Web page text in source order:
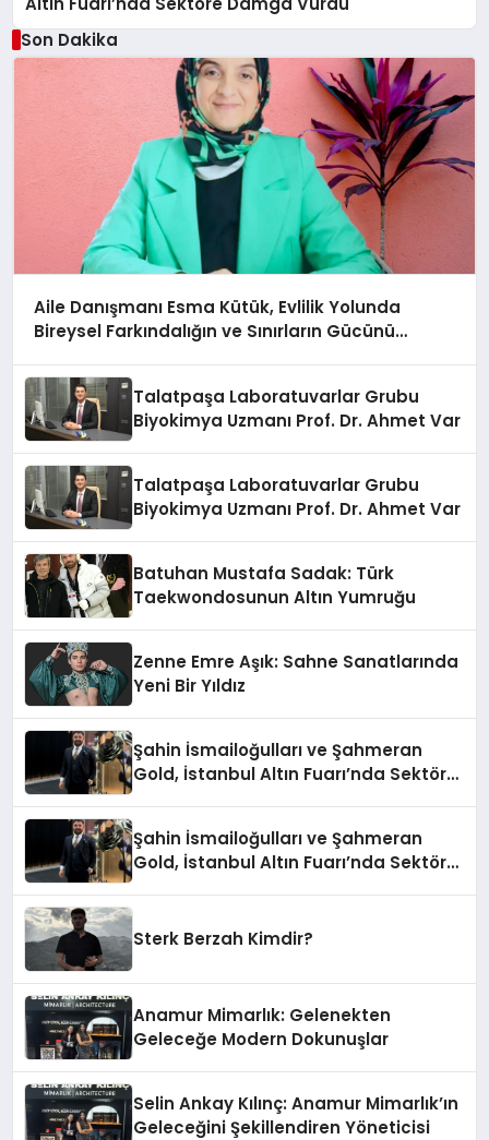
Son Dakika
Aile Danışmanı Esma Kütük, Evlilik Yolunda
Bireysel Farkındalığın ve Sınırların Gücünü
Talatpaşa Laboratuvarlar Grubu
Biyokimya Uzmanı Prof. Dr. Ahmet Var
Talatpaşa Laboratuvarlar Grubu
Biyokimya Uzmanı Prof. Dr. Ahmet Var
Batuhan Mustafa Sadak: Türk
Taekwondosunun Altın Yumruğu
Zenne Emre Aşık: Sahne Sanatlarında
Yeni Bir Yıldız
Şahin İsmailoğulları ve Şahmeran
Gold, İstanbul Altın Fuarı’nda Sektöre
Şahin İsmailoğulları ve Şahmeran
Gold, İstanbul Altın Fuarı’nda Sektöre
Sterk Berzah Kimdir?
Anamur Mimarlık: Gelenekten
Geleceğe Modern Dokunuşlar
Selin Ankay Kılınç: Anamur Mimarlık’ın
Geleceğini Şekillendiren Yöneticisi